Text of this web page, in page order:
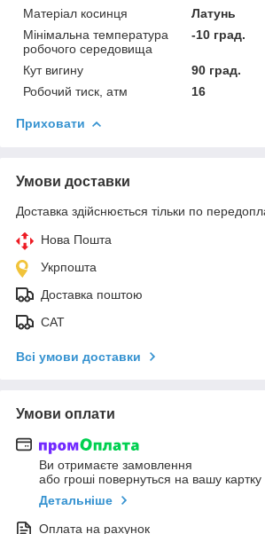
Матеріал косинця
Латунь
Мінімальна температура
робочого середовища
-10 град.
Кут вигину
90 град.
Робочий тиск, атм
16
Приховати
Умови доставки
Доставка здійснюється тільки по
Нова Пошта
Укрпошта
Доставка поштою
САТ
Всі умови доставки
Умови оплати
Ви отримаєте замовлення
або гроші повернуться на вашу картку
Детальніше
Оплата на рахунок